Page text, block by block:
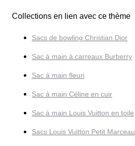
Collections en lien avec ce thème
Sacs de bowling Christian Dior
Sac à main à carreaux Burberry
Sac à main fleuri
Sac à main Céline en cuir
Sac à main Louis Vuitton en toile
Sacs Louis Vuitton Petit Marceau